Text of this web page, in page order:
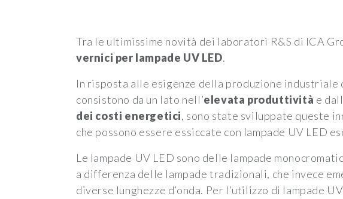
Tra le ultimissime novità dei laboratori R&S di ICA
vernici per lampade UV LED.
In risposta alle esigenze della produzione industriale
consistono da un lato nell’elevata produttività e
dei costi energetici, sono state sviluppate queste
che possono essere essiccate con lampade UV LED
Le lampade UV LED sono delle lampade
a differenza delle lampade tradizionali, che invece
diverse lunghezze d’onda. Per l’utilizzo di lampade